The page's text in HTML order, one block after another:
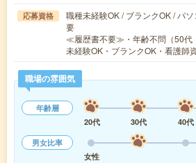
応募資格
職種未経験OK / ブランクOK / パ
要
≪履歴書不要≫・年齢不問（50代
未経験OK・ブランクOK・看護師
職場の雰囲気
年齢層
20代
30代 40代
男女比率
女性